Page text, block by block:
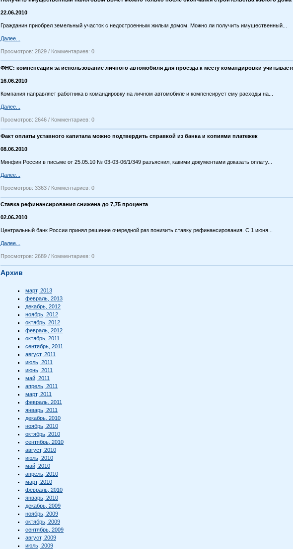
22.06.2010
Гражданин приобрел земельный участок с недостроенным жилым домом. Можно ли получить имущественный...
Далее...
Просмотров: 2829 / Комментариев: 0
ФНС: компенсация за использование личного автомобиля для проезда к месту командировки
16.06.2010
Компания направляет работника в командировку на личном автомобиле и компенсирует ему расходы на...
Далее...
Просмотров: 2646 / Комментариев: 0
Факт оплаты уставного капитала можно подтвердить справкой из банка и копиями платежек
08.06.2010
Минфин России в письме от 25.05.10 № 03-03-06/1/349 разъяснил, какими документами доказать оплату...
Далее...
Просмотров: 3363 / Комментариев: 0
Ставка рефинансирования снижена до 7,75 процента
02.06.2010
Центральный банк России принял решение очередной раз понизить ставку рефинансирования. С 1 июня...
Далее...
Просмотров: 2689 / Комментариев: 0
Архив
март, 2013
февраль, 2013
декабрь, 2012
ноябрь, 2012
октябрь, 2012
февраль, 2012
октябрь, 2011
сентябрь, 2011
август, 2011
июль, 2011
июнь, 2011
май, 2011
апрель, 2011
март, 2011
февраль, 2011
январь, 2011
декабрь, 2010
ноябрь, 2010
октябрь, 2010
сентябрь, 2010
август, 2010
июль, 2010
май, 2010
апрель, 2010
март, 2010
февраль, 2010
январь, 2010
декабрь, 2009
ноябрь, 2009
октябрь, 2009
сентябрь, 2009
август, 2009
июль, 2009